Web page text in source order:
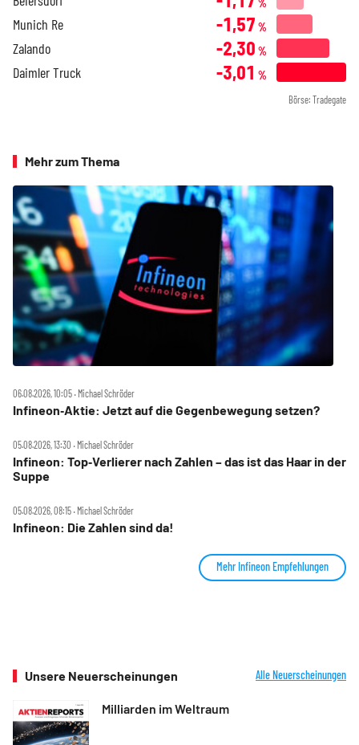
Munich Re -1,57 %
Zalando -2,30 %
Daimler Truck -3,01 %
Börse: Tradegate
Mehr zum Thema
06.08.2026, 10:05 ‧ Michael Schröder
Infineon‑Aktie: Jetzt auf die Gegenbewegung setzen?
05.08.2026, 13:30 ‧ Michael Schröder
Infineon: Top‑Verlierer nach Zahlen – das ist das Haar in der
Suppe
05.08.2026, 08:15 ‧ Michael Schröder
Infineon: Die Zahlen sind da!
Mehr Infineon Empfehlungen
Unsere Neuerscheinungen Alle Neuerscheinungen
Milliarden im Weltraum